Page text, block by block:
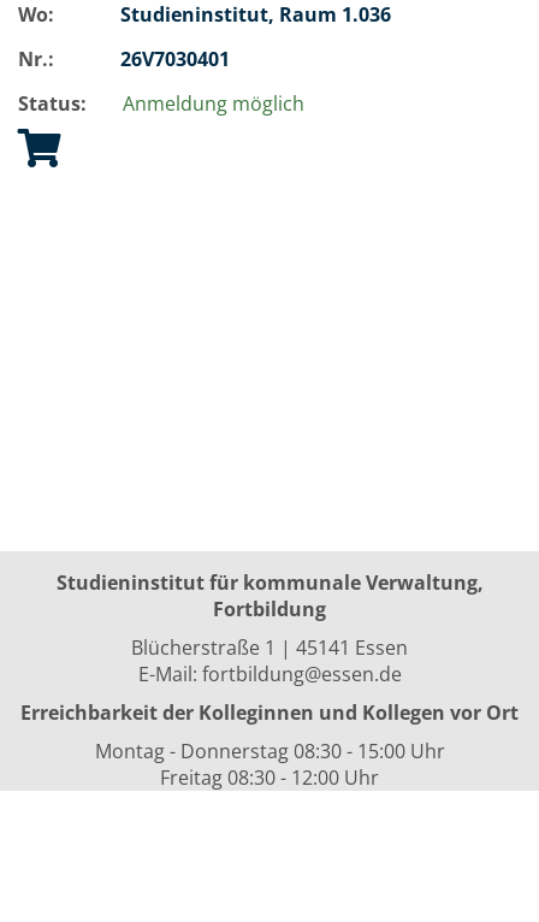
Wo:
Studieninstitut, Raum 1.036
Nr.:
26V7030401
Status:
Anmeldung möglich
Studieninstitut für kommunale Verwaltung,
Fortbildung
Blücherstraße 1 | 45141 Essen
E-Mail: fortbildung@essen.de
Erreichbarkeit der Kolleginnen und Kollegen vor Ort
Montag - Donnerstag 08:30 - 15:00 Uhr
Freitag 08:30 - 12:00 Uhr